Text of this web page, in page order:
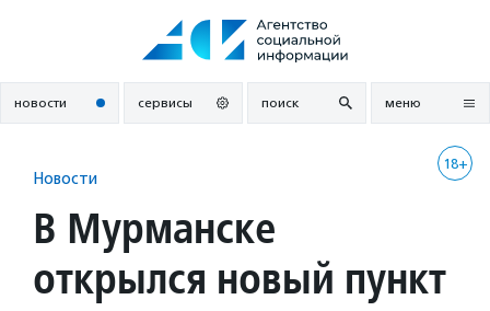
новости сервисы поиск меню
18+
Новости
В Мурманске
открылся новый пункт